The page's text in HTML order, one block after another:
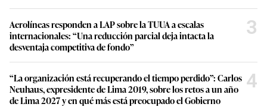
Aerolíneas responden a LAP sobre la TUUA a escalas
internacionales: “Una reducción parcial deja intacta la
desventaja competitiva de fondo”
3
“La organización está recuperando el tiempo perdido”: Carlos
Neuhaus, expresidente de Lima 2019, sobre los retos a un año
de Lima 2027 y en qué más está preocupado el Gobierno
4